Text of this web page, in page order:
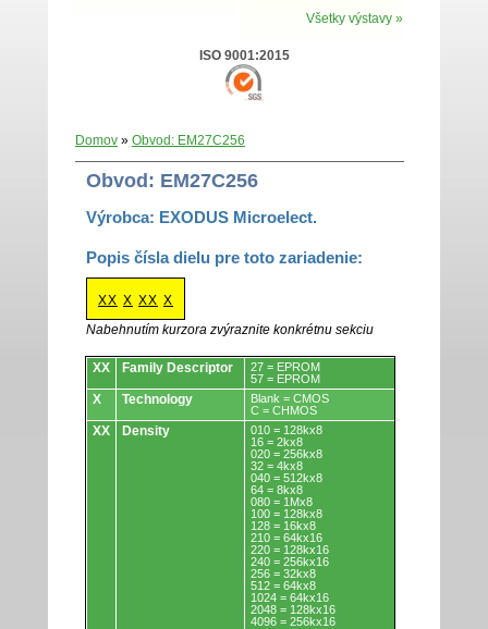
Všetky výstavy »
ISO 9001:2015
Domov » Obvod: EM27C256
Obvod: EM27C256
Výrobca: EXODUS Microelect.
Popis čísla dielu pre toto zariadenie:
XX X XX X
Nabehnutím kurzora zvýraznite konkrétnu sekciu
Obvody.
XX Family Descriptor
27 = EPROM
57 = EPROM
X Technology
Blank = CMOS
C = CHMOS
XX Density
010 = 128kx8
16 = 2kx8
020 = 256kx8
32 = 4kx8
040 = 512kx8
64 = 8kx8
080 = 1Mx8
100 = 128kx8
128 = 16kx8
210 = 64kx16
220 = 128kx16
240 = 256kx16
256 = 32kx8
512 = 64kx8
1024 = 64kx16
2048 = 128kx16
4096 = 256kx16